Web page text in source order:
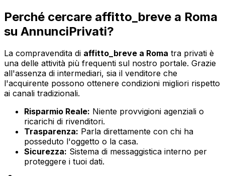
Perché cercare affitto_breve a Roma
su AnnunciPrivati?
La compravendita di affitto_breve a Roma tra privati è
una delle attività più frequenti sul nostro portale. Grazie
all'assenza di intermediari, sia il venditore che
l'acquirente possono ottenere condizioni migliori rispetto
ai canali tradizionali.
Risparmio Reale: Niente provvigioni agenziali o
ricarichi di rivenditori.
Trasparenza: Parla direttamente con chi ha
posseduto l'oggetto o la casa.
Sicurezza: Sistema di messaggistica interno per
proteggere i tuoi dati.